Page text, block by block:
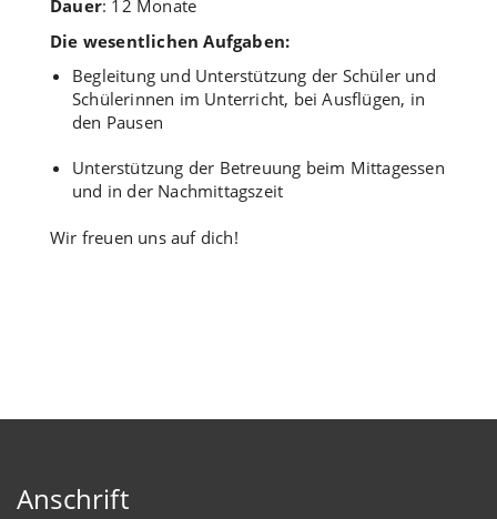
Dauer: 12 Monate
Die wesentlichen Aufgaben:
Begleitung und Unterstützung der Schüler und
Schülerinnen im Unterricht, bei Ausflügen, in
den Pausen
Unterstützung der Betreuung beim Mittagessen
und in der Nachmittagszeit
Wir freuen uns auf dich!
Anschrift